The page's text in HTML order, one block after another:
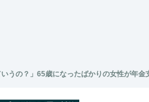
うの？」65歳になったばかりの女性が年